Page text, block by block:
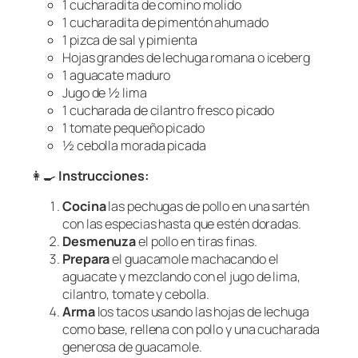
1 cucharadita de comino molido
1 cucharadita de pimentón ahumado
1 pizca de sal y pimienta
Hojas grandes de lechuga romana o iceberg
1 aguacate maduro
Jugo de ½ lima
1 cucharada de cilantro fresco picado
1 tomate pequeño picado
½ cebolla morada picada
👩‍🍳Instrucciones:
Cocinalas pechugas de pollo en una sartén
con las especias hasta que estén doradas.
Desmenuzael pollo en tiras finas.
Preparael guacamole machacando el
aguacate y mezclando con el jugo de lima,
cilantro, tomate y cebolla.
Armalos tacos usando las hojas de lechuga
como base, rellena con pollo y una cucharada
generosa de guacamole.